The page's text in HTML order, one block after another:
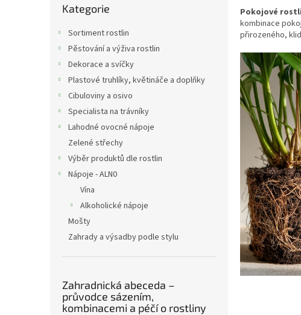
kategorie
Kategorie
Sortiment rostlin
Pěstování a výživa rostlin
Dekorace a svíčky
Plastové truhlíky, květináče a doplňky
Cibuloviny a osivo
Specialista na trávníky
Lahodné ovocné nápoje
Zelené střechy
Výběr produktů dle rostlin
Nápoje - ALN0
Vína
Alkoholické nápoje
Mošty
Zahrady a výsadby podle stylu
Zahradnická abeceda –
průvodce sázením,
kombinacemi a péčí o rostliny
Pokojové
kombinace
přirozeného,
V
ý
p
i
s
k
ů